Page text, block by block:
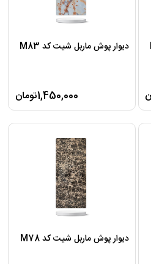
دیوار پوش ماربل شیت کد M83
1,450,000تومان
دیوار پوش ماربل شیت کد M78